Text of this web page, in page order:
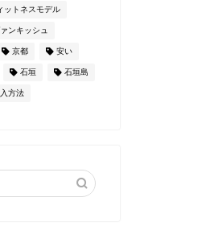
ットネスモデル
ンキッシュ
京都 安い
石垣 石垣島
方法